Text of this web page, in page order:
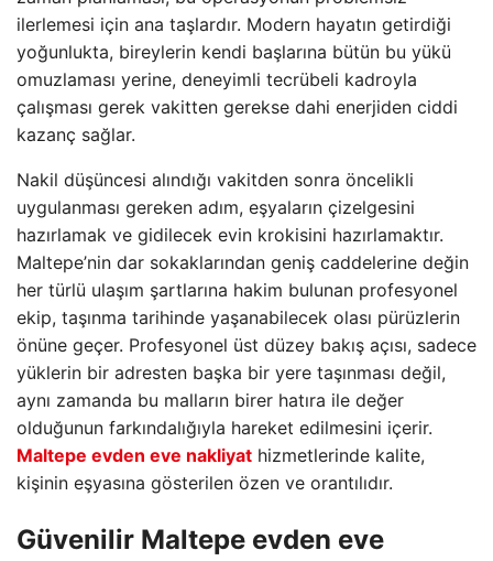
ilerlemesi için ana taşlardır. Modern hayatın getirdiği
yoğunlukta, bireylerin kendi başlarına bütün bu yükü
omuzlaması yerine, deneyimli tecrübeli kadroyla
çalışması gerek vakitten gerekse dahi enerjiden ciddi
kazanç sağlar.
Nakil düşüncesi alındığı vakitden sonra öncelikli
uygulanması gereken adım, eşyaların çizelgesini
hazırlamak ve gidilecek evin krokisini hazırlamaktır.
Maltepe’nin dar sokaklarından geniş caddelerine değin
her türlü ulaşım şartlarına hakim bulunan profesyonel
ekip, taşınma tarihinde yaşanabilecek olası pürüzlerin
önüne geçer. Profesyonel üst düzey bakış açısı, sadece
yüklerin bir adresten başka bir yere taşınması değil,
aynı zamanda bu malların birer hatıra ile değer
olduğunun farkındalığıyla hareket edilmesini içerir.
Maltepe evden eve nakliyat hizmetlerinde kalite,
kişinin eşyasına gösterilen özen ve orantılıdır.
Güvenilir Maltepe evden eve